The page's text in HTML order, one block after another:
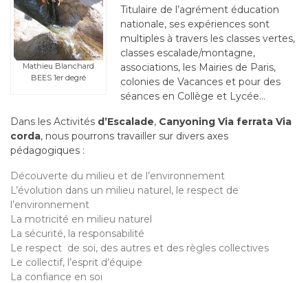
Mathieu Blanchard
BEES 1er degré
Titulaire de l’agrément éducation
nationale, ses expériences sont
multiples à travers les classes vertes,
classes escalade/montagne,
associations, les Mairies de Paris,
colonies de Vacances et pour des
séances en Collège et Lycée…
Dans les Activités d’Escalade, Canyoning Via ferrata Via
corda, nous pourrons travailler sur divers axes
pédagogiques :
Découverte du milieu et de l’environnement
L’évolution dans un milieu naturel, le respect de
l’environnement
La motricité en milieu naturel
La sécurité, la responsabilité
Le respect de soi, des autres et des règles collectives
Le collectif, l’esprit d’équipe
La confiance en soi